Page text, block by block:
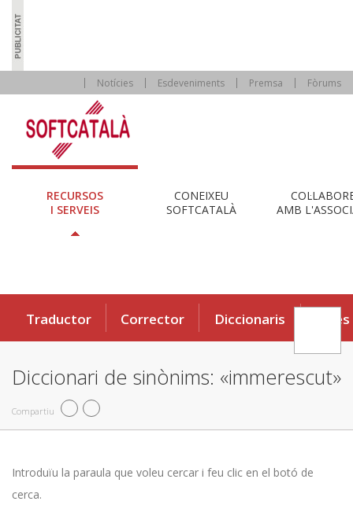
Notícies Esdeveniments Premsa Fòrums
RECURSOS
I SERVEIS
CONEIXEU
SOFTCATALÀ
AMB
Traductor Corrector Diccionaris Eines
Diccionari de sinònims: «immerescut»
Compartiu
Introduïu la paraula que voleu cercar i feu clic en el botó de
cerca.